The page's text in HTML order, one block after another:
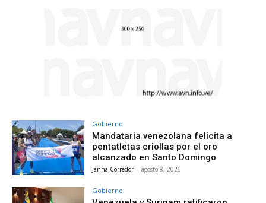
Gobierno
Mandataria venezolana felicita a
pentatletas criollas por el oro
alcanzado en Santo Domingo
Janna Corredor - agosto 8, 2026
Gobierno